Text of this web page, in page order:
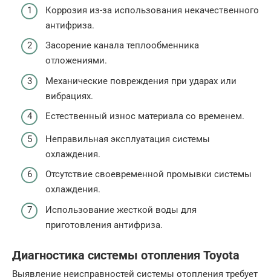
Коррозия из-за использования некачественного
антифриза.
Засорение канала теплообменника
отложениями.
Механические повреждения при ударах или
вибрациях.
Естественный износ материала со временем.
Неправильная эксплуатация системы
охлаждения.
Отсутствие своевременной промывки системы
охлаждения.
Использование жесткой воды для
приготовления антифриза.
Диагностика системы отопления Toyota
Выявление неисправностей системы отопления требует